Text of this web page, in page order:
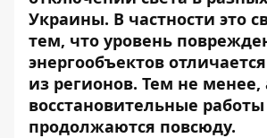
Украины. В частности это
тем, что уровень
энергообъектов
из регионов. Тем не
восстановительные работы
продолжаются повсюду.